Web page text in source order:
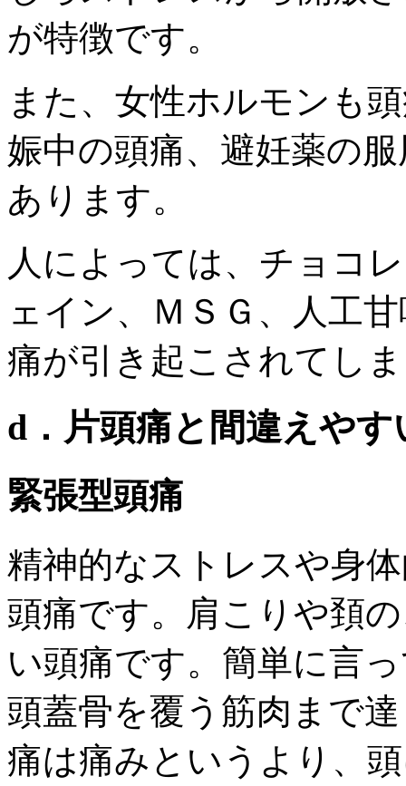
が特徴です。
また、女性ホルモンも
娠中の頭痛、避妊薬の
あります。
人によっては、チョコ
ェイン、ＭＳＧ、人工
痛が引き起こされてし
d．片頭痛と間違えやす
緊張型頭痛
精神的なストレスや身
頭痛です。肩こりや頚
い頭痛です。簡単に言
頭蓋骨を覆う筋肉まで
痛は痛みというより、